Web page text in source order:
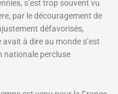
s’est trop souvent vu
par le découragement de
défavorisés,
à dire au monde s’est
nationale percluse